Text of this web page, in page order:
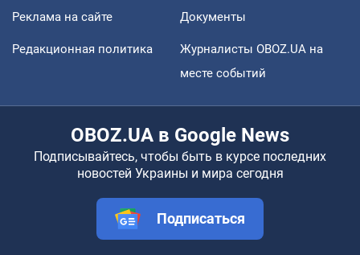
Реклама на сайте Документы
Редакционная политика
Журналисты OBOZ.UA на
месте событий
OBOZ.UA в Google News
Подписывайтесь, чтобы быть в курсе последних
новостей Украины и мира сегодня
Подписаться